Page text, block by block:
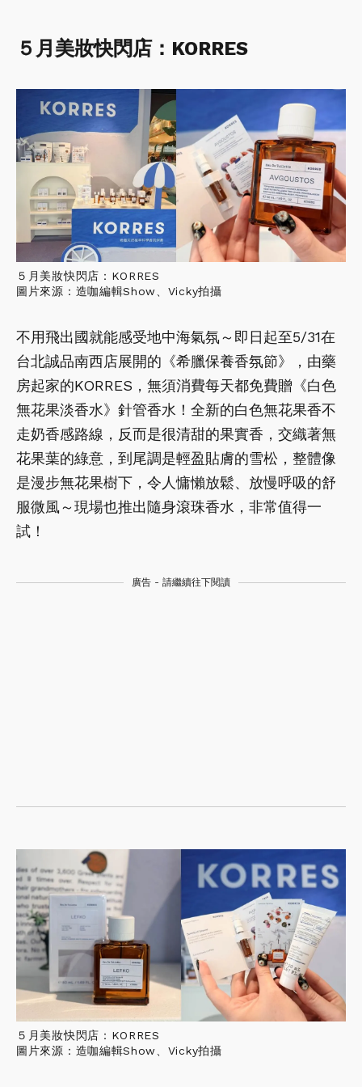
５月美妝快閃店：KORRES
５月美妝快閃店：KORRES
圖片來源：造咖編輯Show、Vicky拍攝
不用飛出國就能感受地中海氣氛～即日起至5/31在
台北誠品南西店展開的《希臘保養香氛節》，由藥
房起家的KORRES，無須消費每天都免費贈《白色
無花果淡香水》針管香水！全新的白色無花果香不
走奶香感路線，反而是很清甜的果實香，交織著無
花果葉的綠意，到尾調是輕盈貼膚的雪松，整體像
是漫步無花果樹下，令人慵懶放鬆、放慢呼吸的舒
服微風～現場也推出隨身滾珠香水，非常值得一
試！
廣告 - 請繼續往下閱讀
５月美妝快閃店：KORRES
圖片來源：造咖編輯Show、Vicky拍攝